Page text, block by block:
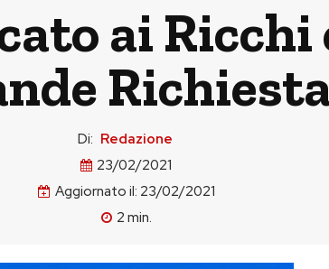
ai Ricchi
Di: Redazione
23/02/2021
Aggiornato il: 23/02/2021
2 min.